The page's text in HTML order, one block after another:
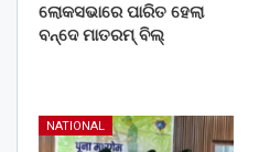
ଲୋକସଭାରେ ପାରିତ ହେଲା
ବନ୍ଦେ ମାତରମ୍‌ ବିଲ୍‌
NATIONAL